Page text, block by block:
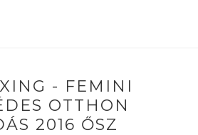
- FEMINI
OTTHON
2016 ŐSZ